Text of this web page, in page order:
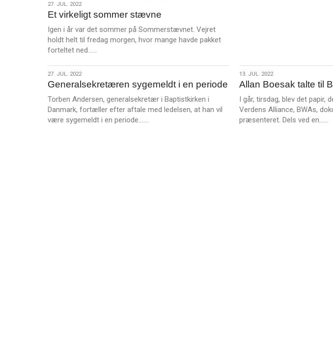
27.
jul.
2022
27. JUL. 2022
Et virkeligt sommer stævne
Igen i år var det sommer på Sommerstævnet. Vejret
holdt helt til fredag morgen, hvor mange havde pakket
forteltet ned……
m
r
e
27.
jul.
2022
27. JUL. 2022
Generalsekretæren sygemeldt i en periode
Torben Andersen, generalsekretær i Baptistkirken i
Danmark, fortæller efter aftale med ledelsen, at han vil
være sygemeldt i en periode.……
13.
jul.
2022
13. JUL. 2022
Allan Boesak talte til
I går, tirsdag, blev det papir,
Verdens Alliance, BWAs,
præsenteret. Dels ved en……